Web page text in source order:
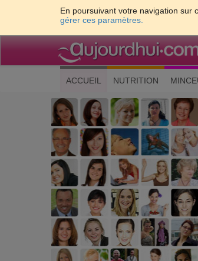
En poursuivant votre navigation sur
gérer ces paramètres.
ACCUEIL (current)
NUTRITION